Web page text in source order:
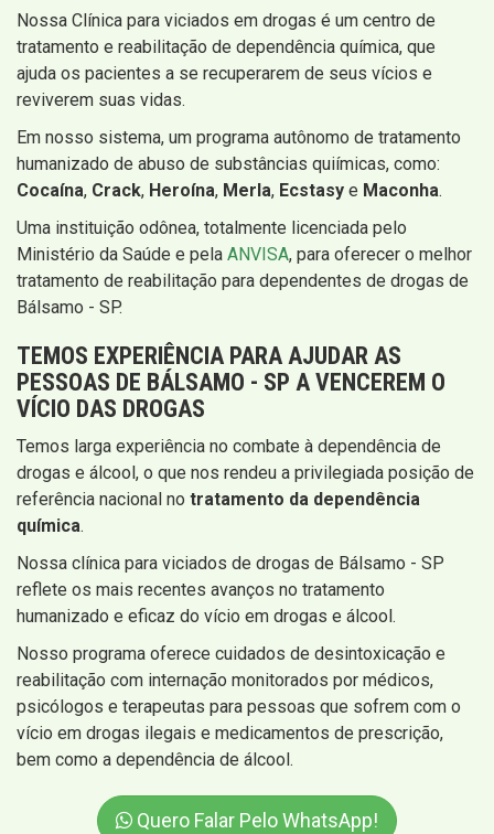
Nossa Clínica para viciados em drogas é um centro de
tratamento e reabilitação de dependência química, que
ajuda os pacientes a se recuperarem de seus vícios e
reviverem suas vidas.
Em nosso sistema, um programa autônomo de tratamento
humanizado de abuso de substâncias quiímicas, como:
Cocaína, Crack, Heroína, Merla, Ecstasy e Maconha.
Uma instituição odônea, totalmente licenciada pelo
Ministério da Saúde e pela ANVISA, para oferecer o melhor
tratamento de reabilitação para dependentes de drogas de
Bálsamo - SP.
TEMOS EXPERIÊNCIA PARA AJUDAR AS
PESSOAS DE BÁLSAMO - SP A VENCEREM O
VÍCIO DAS DROGAS
Temos larga experiência no combate à dependência de
drogas e álcool, o que nos rendeu a privilegiada posição de
referência nacional no tratamento da dependência
química.
Nossa clínica para viciados de drogas de Bálsamo - SP
reflete os mais recentes avanços no tratamento
humanizado e eficaz do vício em drogas e álcool.
Nosso programa oferece cuidados de desintoxicação e
reabilitação com internação monitorados por médicos,
psicólogos e terapeutas para pessoas que sofrem com o
vício em drogas ilegais e medicamentos de prescrição,
bem como a dependência de álcool.
Quero Falar Pelo WhatsApp!